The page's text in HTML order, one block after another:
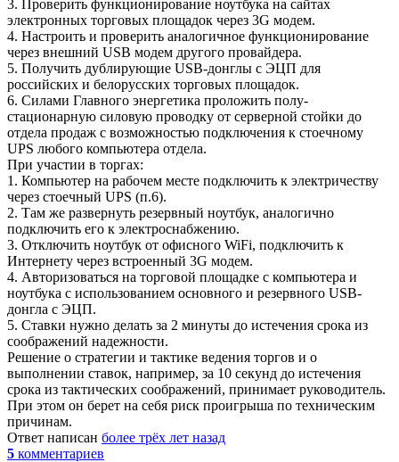
3. Проверить функционирование ноутбука на сайтах
электронных торговых площадок через 3G модем.
4. Настроить и проверить аналогичное функционирование
через внешний USB модем другого провайдера.
5. Получить дублирующие USB-донглы с ЭЦП для
российских и белорусских торговых площадок.
6. Силами Главного энергетика проложить полу-
стационарную силовую проводку от серверной стойки до
отдела продаж с возможностью подключения к стоечному
UPS любого компьютера отдела.
При участии в торгах:
1. Компьютер на рабочем месте подключить к электричеству
через стоечный UPS (п.6).
2. Там же развернуть резервный ноутбук, аналогично
подключить его к электроснабжению.
3. Отключить ноутбук от офисного WiFi, подключить к
Интернету через встроенный 3G модем.
4. Авторизоваться на торговой площадке с компьютера и
ноутбука с использованием основного и резервного USB-
донгла с ЭЦП.
5. Ставки нужно делать за 2 минуты до истечения срока из
соображений надежности.
Решение о стратегии и тактике ведения торгов и о
выполнении ставок, например, за 10 секунд до истечения
срока из тактических соображений, принимает руководитель.
При этом он берет на себя риск проигрыша по техническим
причинам.
Ответ написан более трёх лет назад
5 комментариев